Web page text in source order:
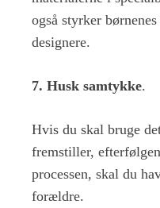
også styrker
designere.
7. Husk samtykke.
Hvis du skal bruge
fremstiller,
processen, skal du
forældre.